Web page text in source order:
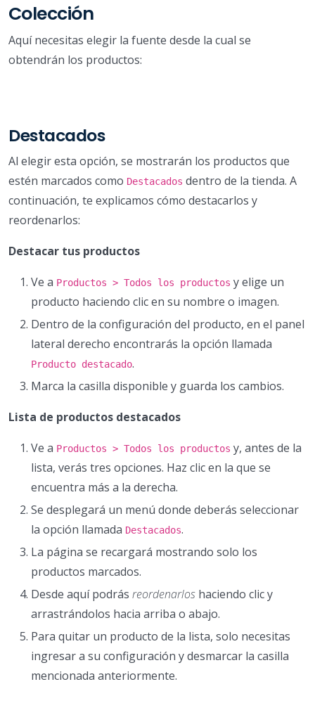
Colección
Aquí necesitas elegir la fuente desde la cual se
obtendrán los productos:
Destacados
Al elegir esta opción, se mostrarán los productos que
estén marcados como Destacados dentro de la tienda. A
continuación, te explicamos cómo destacarlos y
reordenarlos:
Destacar tus productos
Ve a Productos > Todos los productos y elige un
producto haciendo clic en su nombre o imagen.
Dentro de la configuración del producto, en el panel
lateral derecho encontrarás la opción llamada
Producto destacado.
Marca la casilla disponible y guarda los cambios.
Lista de productos destacados
Ve a Productos > Todos los productos y, antes de la
lista, verás tres opciones. Haz clic en la que se
encuentra más a la derecha.
Se desplegará un menú donde deberás seleccionar
la opción llamada Destacados.
La página se recargará mostrando solo los
productos marcados.
Desde aquí podrás reordenarlos haciendo clic y
arrastrándolos hacia arriba o abajo.
Para quitar un producto de la lista, solo necesitas
ingresar a su configuración y desmarcar la casilla
mencionada anteriormente.